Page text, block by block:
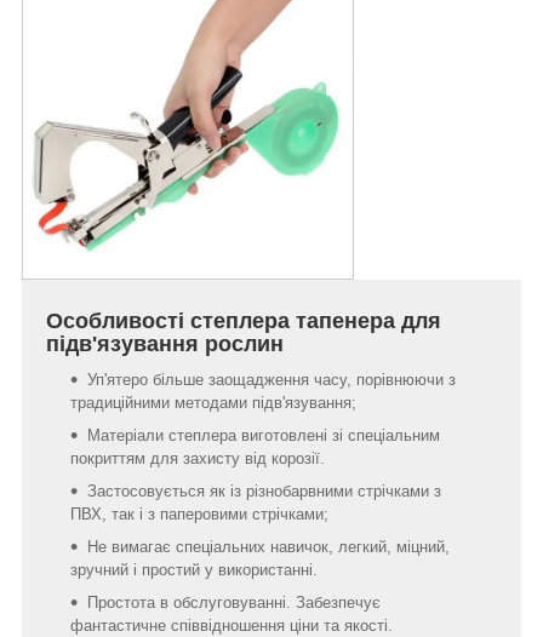
Особливості степлера тапенера для
підв'язування рослин
Уп'ятеро більше заощадження часу, порівнюючи з
традиційними методами підв'язування;
Матеріали степлера виготовлені зі спеціальним
покриттям для захисту від корозії.
Застосовується як із різнобарвними стрічками з
ПВХ, так і з паперовими стрічками;
Не вимагає спеціальних навичок, легкий, міцний,
зручний і простий у використанні.
Простота в обслуговуванні. Забезпечує
фантастичне співвідношення ціни та якості.